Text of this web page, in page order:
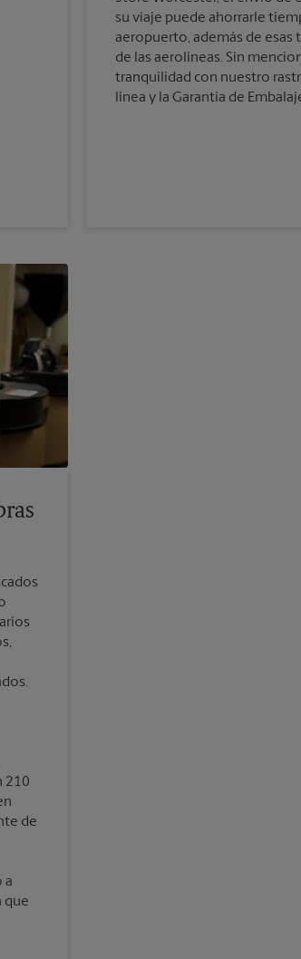
su viaje puede ahorrarle
aeropuerto, además de esas
de las aerolíneas. Sin
tranquilidad con nuestro
línea y la Garantía de
210
de
a
que